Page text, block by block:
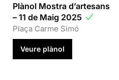
Plànol Mostra d’artesans
– 11 de Maig 2025
Plaça Carme Simó
Veure plànol